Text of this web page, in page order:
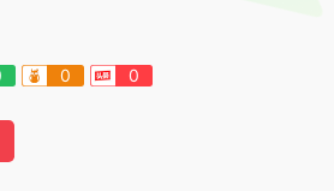
0 0